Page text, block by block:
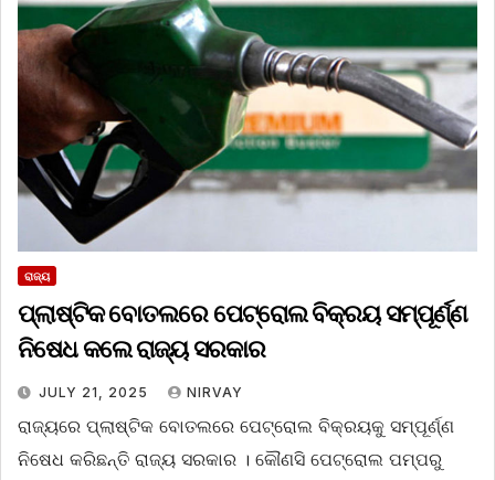
ରାଜ୍ୟ
ପ୍ଲାଷ୍ଟିକ ବୋତଲରେ ପେଟ୍ରୋଲ ବିକ୍ରୟ ସମ୍ପୂର୍ଣ୍ଣ
ନିଷେଧ କଲେ ରାଜ୍ୟ ସରକାର
JULY 21, 2025 NIRVAY
ରାଜ୍ୟରେ ପ୍ଲାଷ୍ଟିକ ବୋତଲରେ ପେଟ୍ରୋଲ ବିକ୍ରୟକୁ ସମ୍ପୂର୍ଣ୍ଣ
ନିଷେଧ କରିଛନ୍ତି ରାଜ୍ୟ ସରକାର । କୌଣସି ପେଟ୍ରୋଲ ପମ୍ପରୁ